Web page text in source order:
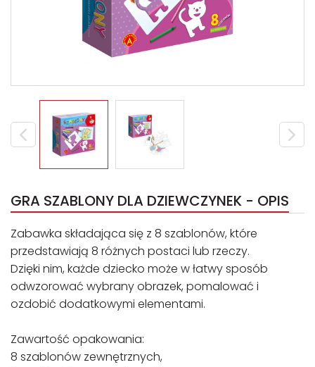
GRA SZABLONY DLA DZIEWCZYNEK - OPIS
Zabawka składająca się z 8 szablonów, które
przedstawiają 8 różnych postaci lub rzeczy.
Dzięki nim, każde dziecko może w łatwy sposób
odwzorować wybrany obrazek, pomalować i
ozdobić dodatkowymi elementami.
Zawartość opakowania:
8 szablonów zewnętrznych,